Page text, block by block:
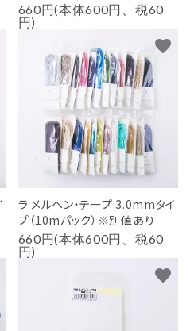
660円(本体600円、税60
円)
ラ メルヘン・テープ 3.0mmタイ
プ（10mパック）※別値あり
660円(本体600円、税60
円)
favorite
favorite